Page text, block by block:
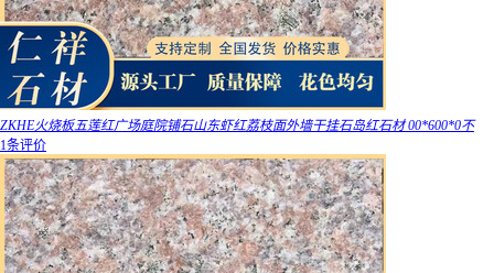
ZKHE火烧板五莲红广场庭院铺石山东虾红荔枝面外墙干挂石岛红石材 00*600*0不
1条评价